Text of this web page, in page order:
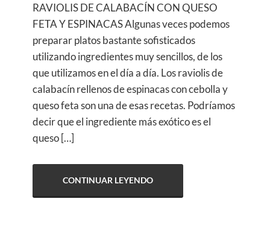
RAVIOLIS DE CALABACÍN CON QUESO
FETA Y ESPINACAS Algunas veces podemos
preparar platos bastante sofisticados
utilizando ingredientes muy sencillos, de los
que utilizamos en el día a día. Los raviolis de
calabacín rellenos de espinacas con cebolla y
queso feta son una de esas recetas. Podríamos
decir que el ingrediente más exótico es el
queso […]
CONTINUAR LEYENDO